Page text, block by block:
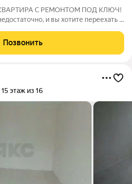
С РЕМОНТОМ ПОД КЛЮЧ!
и вы хотите переехать в
новую по магазинам.
которую вы
Позвонить
15 этаж из 16